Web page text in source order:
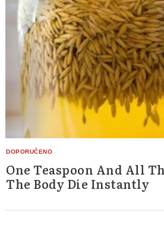
One Teaspoon And All
The Body Die Instantly